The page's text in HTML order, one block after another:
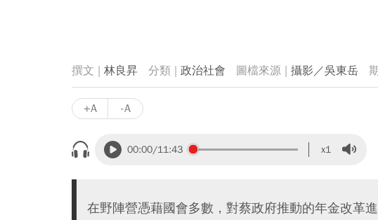
林良昇 政治社會 攝影／吳東岳
+A -A
00:00/11:43 x1
在野陣營憑藉國會多數，對蔡政府推動的年金改革